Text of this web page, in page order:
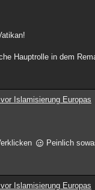
Hauptrolle in dem
Islamisierung Europas
Peinlich
Islamisierung Europas